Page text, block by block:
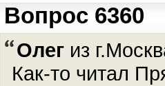
Вопрос 6360
Олегиз
Как-то читал